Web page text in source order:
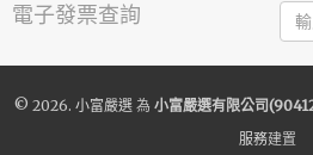
電子發票查詢
© 2026. 小富嚴選為 小富嚴選有限公司
服務建置